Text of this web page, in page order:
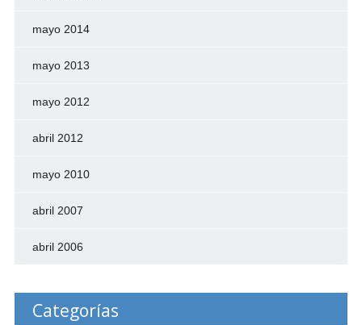
mayo 2014
mayo 2013
mayo 2012
abril 2012
mayo 2010
abril 2007
abril 2006
Categorías